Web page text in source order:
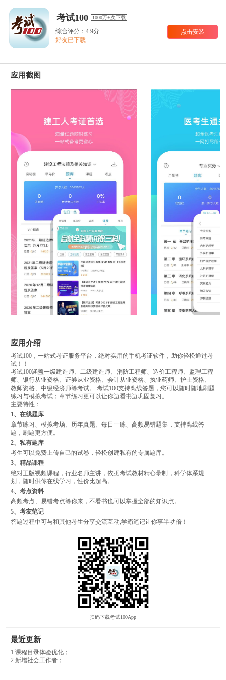
考试100 1000万+次下载
综合评分：4.9分
好友已下载
点击安装
应用截图
应用介绍
考试100，一站式考证服务平台，绝对实用的手机考证软件，助你轻松通过考
试！！
考试100涵盖一级建造师、二级建造师、消防工程师、造价工程师、监理工程
师、银行从业资格、证券从业资格、会计从业资格、执业药师、护士资格、
教师资格、中级经济师等考试。 考试100支持离线答题，您可以随时随地刷题
练习与模拟考试；章节练习更可以让你边看书边巩固复习。
主要特性：
1、在线题库
章节练习、模拟考场、历年真题、每日一练、高频易错题集，支持离线答
题，刷题更方便。
2、私有题库
考生可以免费上传自己的试卷，轻松创建私有的专属题库。
3、精品课程
绝对正版视频课程，行业名师主讲，依据考试教材精心录制，科学体系规
划，随时供你在线学习，性价比超高。
4、考点资料
高频考点、易错考点等你来，不看书也可以掌握全部的知识点。
5、考友笔记
答题过程中可与和其他考生分享交流互动,学霸笔记让你事半功倍！
扫码下载考试100App
最近更新
1.课程目录体验优化；
2.新增社会工作者；